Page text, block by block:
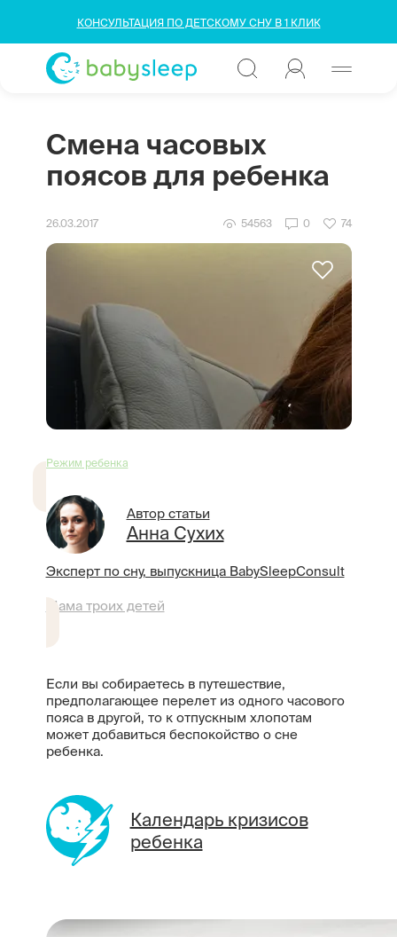
КОНСУЛЬТАЦИЯ ПО ДЕТСКОМУ СНУ В 1 КЛИК
Смена часовых
поясов для ребенка
26.03.2017 54563 0 74
Режим ребенка
Автор статьи
Анна Сухих
Эксперт по сну, выпускница BabySleepConsult
Мама троих детей
Если вы собираетесь в путешествие,
предполагающее перелет из одного часового
пояса в другой, то к отпускным хлопотам
может добавиться беспокойство о сне
ребенка.
Календарь кризисов
ребенка